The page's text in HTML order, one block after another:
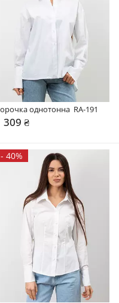
однотонна  RA-191
309 ₴
- 40%